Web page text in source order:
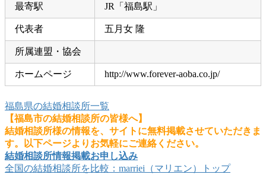
最寄駅 JR「福島駅」
代表者 五月女 隆
所属連盟・協会
ホームページ http://www.forever-aoba.co.jp/
福島県の結婚相談所一覧
【福島市の結婚相談所の皆様へ】
結婚相談所様の情報を、サイトに無料掲載させていただきま
す。以下ページよりお気軽にご連絡ください。
結婚相談所情報掲載お申し込み
全国の結婚相談所を比較：marriei（マリエン）トップ